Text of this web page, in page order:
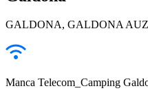
GALDONA, GALDONA
Manca Telecom_Camping